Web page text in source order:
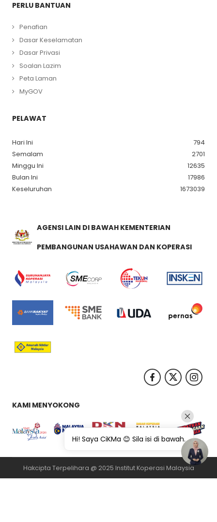
PERLU BANTUAN
Penafian
Dasar Keselamatan
Dasar Privasi
Soalan Lazim
Peta Laman
MyGOV
PELAWAT
Hari Ini
794
Semalam
2701
Minggu Ini
12635
Bulan Ini
17986
Keseluruhan
1673039
AGENSI LAIN DI BAWAH KEMENTERIAN
PEMBANGUNAN USAHAWAN DAN KOPERASI
KAMI MENYOKONG
Hakcipta Terpelihara @ 2025 Institut Koperasi Malaysia
Hi! Saya CiKMa 😊 Sila isi di bawah.